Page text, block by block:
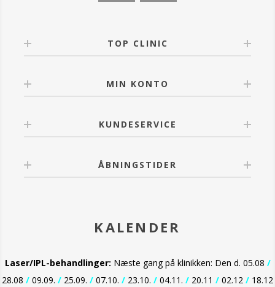
TOP CLINIC
MIN KONTO
KUNDESERVICE
ÅBNINGSTIDER
KALENDER
Laser/IPL-behandlinger: Næste gang på klinikken: Den d. 05.08 /
28.08 / 09.09. / 25.09. / 07.10. / 23.10. / 04.11. / 20.11 / 02.12 / 18.12